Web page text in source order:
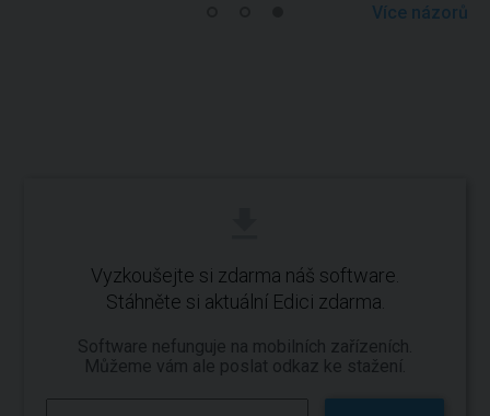
Více názorů
Vyzkoušejte si zdarma náš software.
Stáhněte si aktuální Edici zdarma.
Software nefunguje na mobilních zařízeních.
Můžeme vám ale poslat odkaz ke stažení.